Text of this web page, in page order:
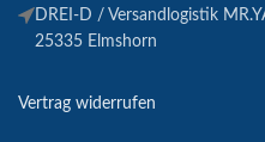
DREI-D / Versandlogistik
25335 Elmshorn
Vertrag widerrufen